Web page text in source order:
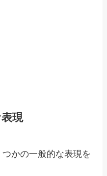
現
つかの一般的な表現を